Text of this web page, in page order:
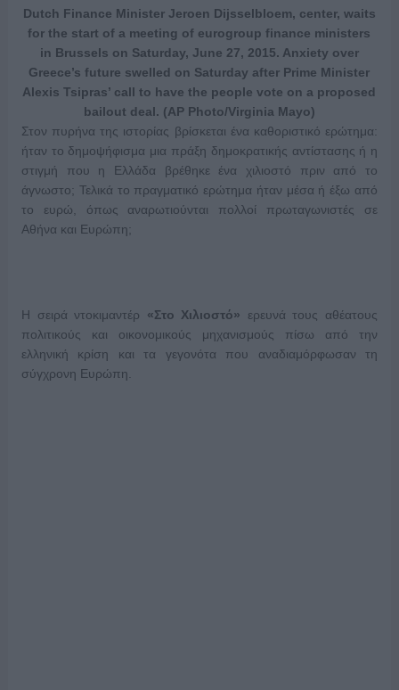
Dutch Finance Minister Jeroen Dijsselbloem, center, waits
for the start of a meeting of eurogroup finance ministers
in Brussels on Saturday, June 27, 2015. Anxiety over
Greece’s future swelled on Saturday after Prime Minister
Alexis Tsipras’ call to have the people vote on a proposed
bailout deal. (AP Photo/Virginia Mayo)
Στον πυρήνα της ιστορίας βρίσκεται ένα καθοριστικό ερώτημα:
ήταν το δημοψήφισμα μια πράξη δημοκρατικής αντίστασης ή η
στιγμή που η Ελλάδα βρέθηκε ένα χιλιοστό πριν από το
άγνωστο; Τελικά το πραγματικό ερώτημα ήταν μέσα ή έξω από
το ευρώ, όπως αναρωτιούνται πολλοί πρωταγωνιστές σε
Αθήνα και Ευρώπη;
Η σειρά ντοκιμαντέρ «Στο Χιλιοστό» ερευνά τους αθέατους
πολιτικούς και οικονομικούς μηχανισμούς πίσω από την
ελληνική κρίση και τα γεγονότα που αναδιαμόρφωσαν τη
σύγχρονη Ευρώπη.